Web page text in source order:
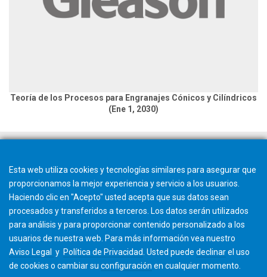
Teoría de los Procesos para Engranajes Cónicos y Cilíndricos
(Ene 1, 2030)
Esta web utiliza cookies y tecnologías similares para asegurar que
proporcionamos la mejor experiencia y servicio a los usuarios.
Haciendo clic en "Acepto" usted acepta que sus datos sean
procesados y transferidos a terceros. Los datos serán utilizados
para análisis y para proporcionar contenido personalizado a los
usuarios de nuestra web. Para más información vea nuestro
Aviso Legal
y Política de Privacidad . Usted puede declinarel uso
de cookies o cambiar su configuración en cualquier momento.